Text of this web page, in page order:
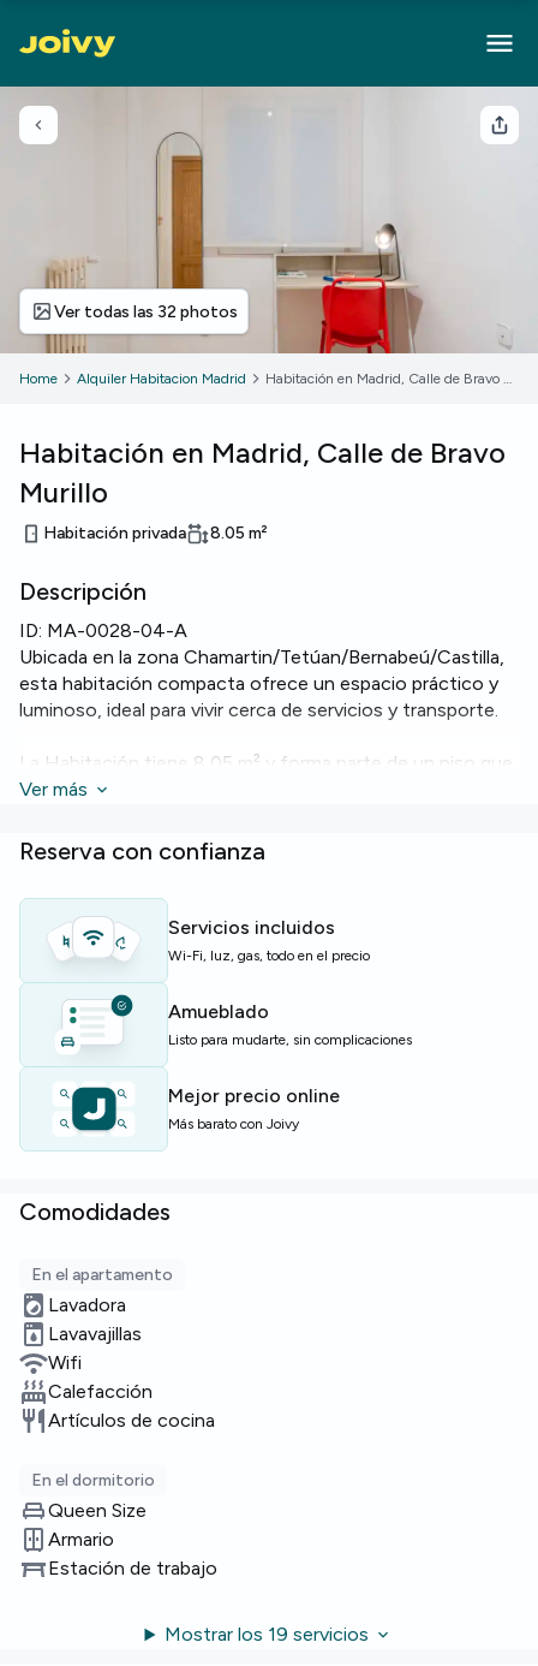
Volver
Ver todas las 32 photos
Home Alquiler Habitacion Madrid Habitación en Madrid, Calle de Bravo Murillo
Habitación en Madrid, Calle de Bravo
Murillo
Habitación privada 8.05 m²
Descripción
ID: MA-0028-04-A
Ubicada en la zona Chamartin/Tetúan/Bernabeú/Castilla,
esta habitación compacta ofrece un espacio práctico y
luminoso, ideal para vivir cerca de servicios y transporte.
La Habitación tiene 8,05 m² y forma parte de un piso que
cuenta con
comodidad.
El edificio incluye comodidades como
lavandería común,kitchen bar,zona de estudio y
coworkingy un living room para socializar.
Ideal para estudiantes o jóvenes profesionales que
buscan una opción bien conectada en Madrid con buenas
zonas compartidas.
Plazas limitadas — solicita información pronto para
reservar.
Ver más
Reserva con confianza
Servicios incluidos
Wi-Fi, luz, gas, todo en el precio
Amueblado
Listo para mudarte, sin complicaciones
Mejor precio online
Más barato con Joivy
Comodidades
En el apartamento
Lavadora
Lavavajillas
Wifi
Calefacción
Artículos de cocina
En el dormitorio
Queen Size
Armario
Estación de trabajo
Mostrar los 19 servicios